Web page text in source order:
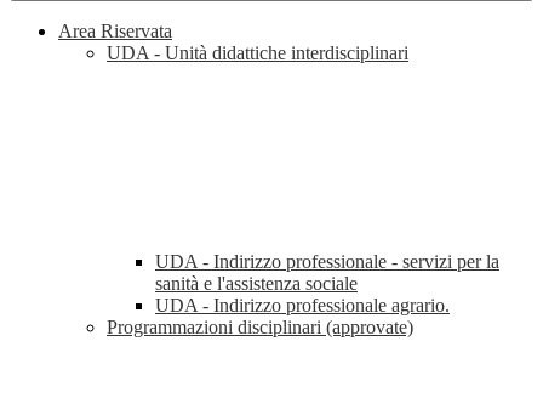
Area Riservata
UDA - Unità didattiche interdisciplinari
UDA - Indirizzo professionale - servizi per la
sanità e l'assistenza sociale
UDA - Indirizzo professionale agrario.
Programmazioni disciplinari (approvate)